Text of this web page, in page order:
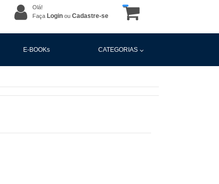
Olá!
Faça Login ou Cadastre-se
E-BOOKs CATEGORIAS